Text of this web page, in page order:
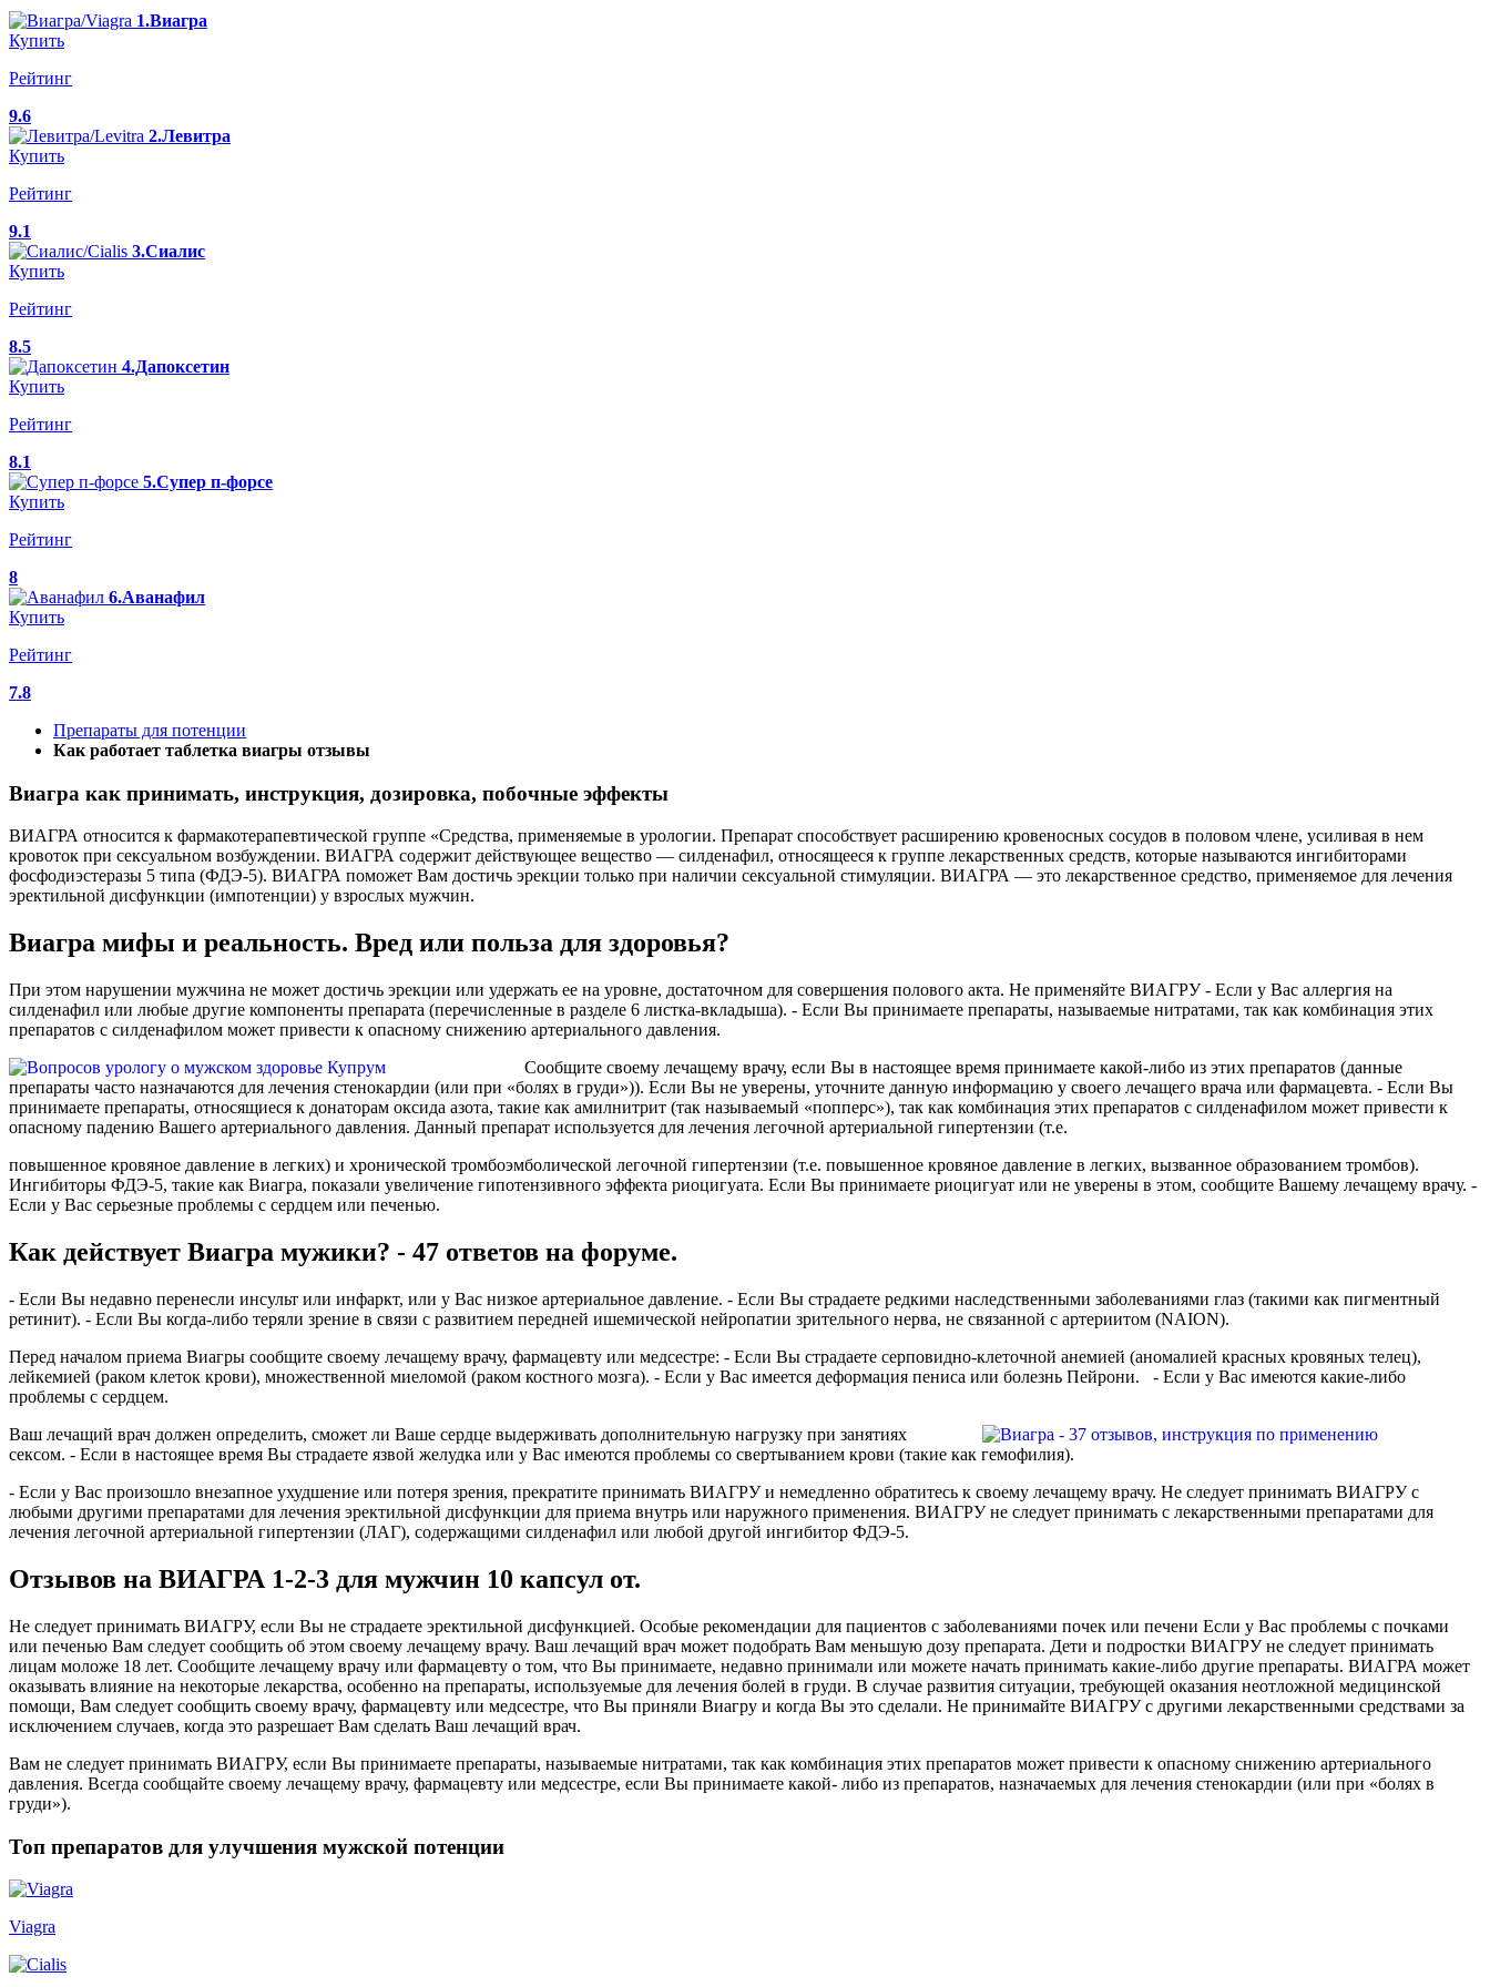
1.Виагра
Купить
Рейтинг
9.6
2.Левитра
Купить
Рейтинг
9.1
3.Сиалис
Купить
Рейтинг
8.5
4.Дапоксетин
Купить
Рейтинг
8.1
5.Супер п-форсе
Купить
Рейтинг
8
6.Аванафил
Купить
Рейтинг
7.8
Препараты для потенции
Как работает таблетка виагры отзывы
Виагра как принимать, инструкция, дозировка, побочные эффекты
ВИАГРА относится к фармакотерапевтической группе «Средства, применяемые в урологии. Препарат способствует расширению кровеносных сосудов в половом члене, усиливая в нем
кровоток при сексуальном возбуждении. ВИАГРА содержит действующее вещество — силденафил, относящееся к группе лекарственных средств, которые называются ингибиторами
фосфодиэстеразы 5 типа (ФДЭ-5). ВИАГРА поможет Вам достичь эрекции только при наличии сексуальной стимуляции. ВИАГРА — это лекарственное средство, применяемое для лечения
эректильной дисфункции (импотенции) у взрослых мужчин.
Виагра мифы и реальность. Вред или польза для здоровья?
При этом нарушении мужчина не может достичь эрекции или удержать ее на уровне, достаточном для совершения полового акта. Не применяйте ВИАГРУ - Если у Вас аллергия на
силденафил или любые другие компоненты препарата (перечисленные в разделе 6 листка-вкладыша). - Если Вы принимаете препараты, называемые нитратами, так как комбинация этих
препаратов с силденафилом может привести к опасному снижению артериального давления.
Сообщите своему лечащему врачу, если Вы в настоящее время принимаете какой-либо из этих препаратов (данные
препараты часто назначаются для лечения стенокардии (или при «болях в груди»)). Если Вы не уверены, уточните данную информацию у своего лечащего врача или фармацевта. - Если Вы
принимаете препараты, относящиеся к донаторам оксида азота, такие как амилнитрит (так называемый «попперс»), так как комбинация этих препаратов с силденафилом может привести к
опасному падению Вашего артериального давления. Данный препарат используется для лечения легочной артериальной гипертензии (т.е.
повышенное кровяное давление в легких) и хронической тромбоэмболической легочной гипертензии (т.е. повышенное кровяное давление в легких, вызванное образованием тромбов).
Ингибиторы ФДЭ-5, такие как Виагра, показали увеличение гипотензивного эффекта риоцигуата. Если Вы принимаете риоцигуат или не уверены в этом, сообщите Вашему лечащему врачу. -
Если у Вас серьезные проблемы с сердцем или печенью.
Как действует Виагра мужики? - 47 ответов на форуме.
- Если Вы недавно перенесли инсульт или инфаркт, или у Вас низкое артериальное давление. - Если Вы страдаете редкими наследственными заболеваниями глаз (такими как пигментный
ретинит). - Если Вы когда-либо теряли зрение в связи с развитием передней ишемической нейропатии зрительного нерва, не связанной с артериитом (NAION).
Перед началом приема Виагры сообщите своему лечащему врачу, фармацевту или медсестре: - Если Вы страдаете серповидно-клеточной анемией (аномалией красных кровяных телец),
лейкемией (раком клеток крови), множественной миеломой (раком костного мозга). - Если у Вас имеется деформация пениса или болезнь Пейрони. - Если у Вас имеются какие-либо
проблемы с сердцем.
Ваш лечащий врач должен определить, сможет ли Ваше сердце выдерживать дополнительную нагрузку при занятиях
сексом. - Если в настоящее время Вы страдаете язвой желудка или у Вас имеются проблемы со свертыванием крови (такие как гемофилия).
- Если у Вас произошло внезапное ухудшение или потеря зрения, прекратите принимать ВИАГРУ и немедленно обратитесь к своему лечащему врачу. Не следует принимать ВИАГРУ с
любыми другими препаратами для лечения эректильной дисфункции для приема внутрь или наружного применения. ВИАГРУ не следует принимать с лекарственными препаратами для
лечения легочной артериальной гипертензии (ЛАГ), содержащими силденафил или любой другой ингибитор ФДЭ-5.
Отзывов на ВИАГРА 1-2-3 для мужчин 10 капсул от.
Не следует принимать ВИАГРУ, если Вы не страдаете эректильной дисфункцией. Особые рекомендации для пациентов с заболеваниями почек или печени Если у Вас проблемы с почками
или печенью Вам следует сообщить об этом своему лечащему врачу. Ваш лечащий врач может подобрать Вам меньшую дозу препарата. Дети и подростки ВИАГРУ не следует принимать
лицам моложе 18 лет. Сообщите лечащему врачу или фармацевту о том, что Вы принимаете, недавно принимали или можете начать принимать какие-либо другие препараты. ВИАГРА может
оказывать влияние на некоторые лекарства, особенно на препараты, используемые для лечения болей в груди. В случае развития ситуации, требующей оказания неотложной медицинской
помощи, Вам следует сообщить своему врачу, фармацевту или медсестре, что Вы приняли Виагру и когда Вы это сделали. Не принимайте ВИАГРУ с другими лекарственными средствами за
исключением случаев, когда это разрешает Вам сделать Ваш лечащий врач.
Вам не следует принимать ВИАГРУ, если Вы принимаете препараты, называемые нитратами, так как комбинация этих препаратов может привести к опасному снижению артериального
давления. Всегда сообщайте своему лечащему врачу, фармацевту или медсестре, если Вы принимаете какой- либо из препаратов, назначаемых для лечения стенокардии (или при «болях в
груди»).
Топ препаратов для улучшения мужской потенции
Viagra